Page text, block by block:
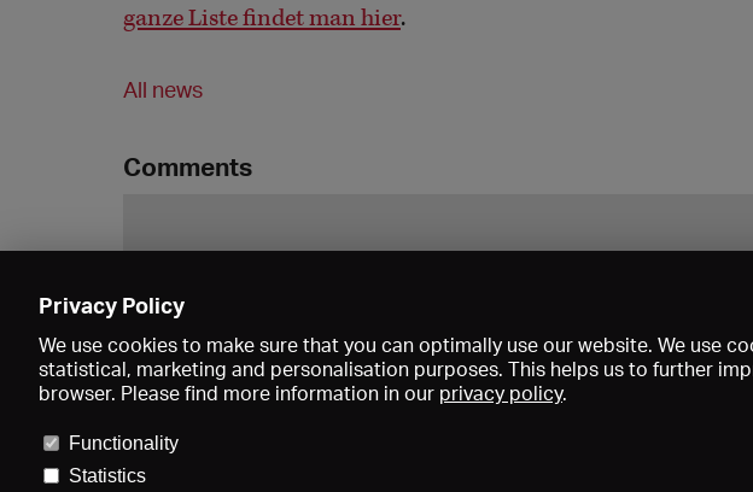
ganze Liste findet man hier.
All news
Comments
Privacy Policy
We use cookies to make sure that you can optimally use our website. We use
statistical, marketing and personalisation purposes. This helps us to further
browser. Please find more information in our privacy policy.
Functionality
Statistics